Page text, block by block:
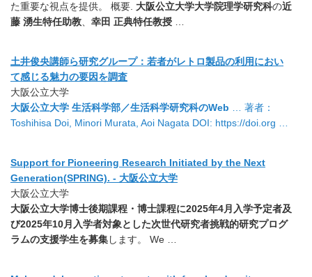
た重要な視点を提供。 概要. 大阪公立大学大学院理学研究科の近
藤 湧生特任助教、 幸田 正典特任教授 …
土井俊央講師ら研究グループ：若者がレトロ製品の利用におい
て感じる魅力の要因を調査
大阪公立大学
大阪公立大学 生活科学部／生活科学研究科のWeb … 著者：
Toshihisa Doi, Minori Murata, Aoi Nagata DOI: https://doi.org …
Support for Pioneering Research Initiated by the Next
Generation(SPRING). - 大阪公立大学
大阪公立大学
大阪公立大学博士後期課程・博士課程に2025年4月入学予定者及
び2025年10月入学者対象とした次世代研究者挑戦的研究プログ
ラムの支援学生を募集します。 We …